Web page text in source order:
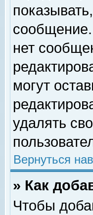
нет
могут
удалять
Вернуться
» Как
Чтобы